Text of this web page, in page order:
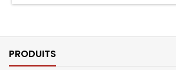
PRODUITS